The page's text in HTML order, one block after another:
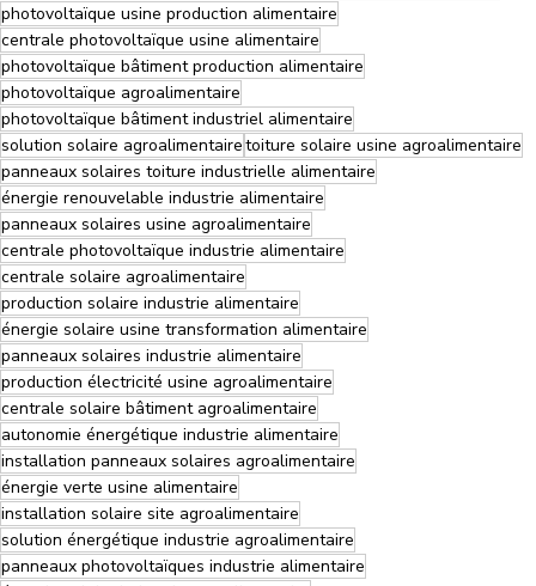
photovoltaïque usine production alimentaire
centrale photovoltaïque usine alimentaire
photovoltaïque bâtiment production alimentaire
photovoltaïque agroalimentaire
photovoltaïque bâtiment industriel alimentaire
solution solaire agroalimentairetoiture solaire usine agroalimentaire
panneaux solaires toiture industrielle alimentaire
énergie renouvelable industrie alimentaire
panneaux solaires usine agroalimentaire
centrale photovoltaïque industrie alimentaire
centrale solaire agroalimentaire
production solaire industrie alimentaire
énergie solaire usine transformation alimentaire
panneaux solaires industrie alimentaire
production électricité usine agroalimentaire
centrale solaire bâtiment agroalimentaire
autonomie énergétique industrie alimentaire
installation panneaux solaires agroalimentaire
énergie verte usine alimentaire
installation solaire site agroalimentaire
solution énergétique industrie agroalimentaire
panneaux photovoltaïques industrie alimentaire